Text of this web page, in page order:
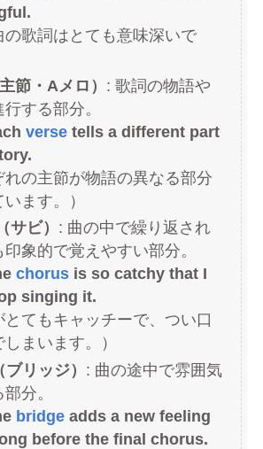
の歌詞はとても意味深いで
節・Aメロ） : 歌詞の物語や
する部分。
versetells a different part
れの主節が物語の異なる部分
ます。）
ビ） : 曲の中で繰り返され
印象的で覚えやすい部分。
chorus is so catchy that I
singing it.
とてもキャッチーで、つい口
まいます。）
リッジ） : 曲の途中で雰囲気
分。
bridgeadds a new feeling
before the final chorus.